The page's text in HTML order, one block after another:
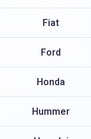
Fiat
Ford
Honda
Hummer